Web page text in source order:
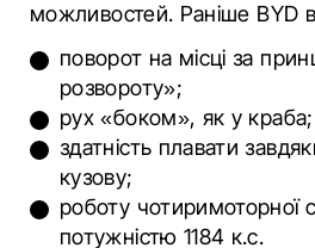
можливостей. Раніше BYD
поворот на місці за
розвороту»;
рух «боком», як у краба;
здатність плавати
кузову;
роботу чотиримоторної
потужністю 1184 к.с.